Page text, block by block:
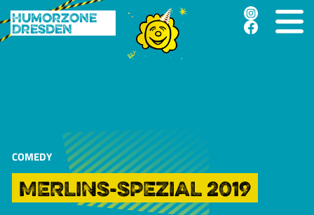
Humorzone
Dresden
COMEDY
MERLINS-SPEZIAL 2019